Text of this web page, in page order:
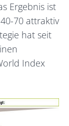
Ergebnis ist
70 attraktiv
hat seit
Index